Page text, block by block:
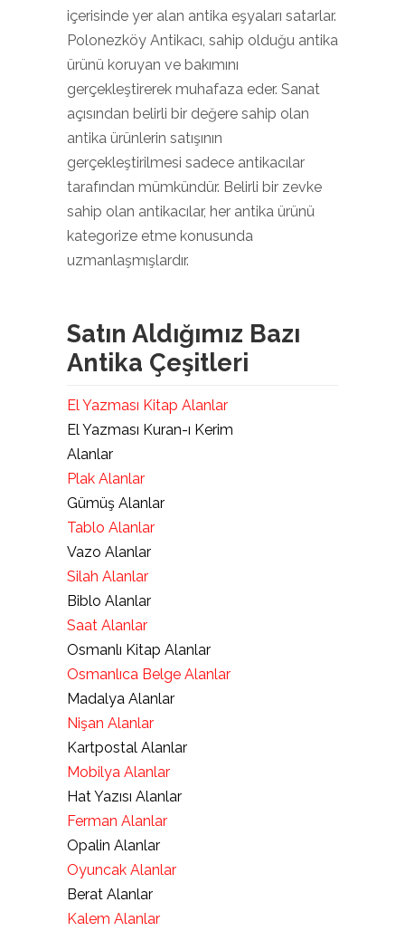
içerisinde yer alan antika eşyaları satarlar.
Polonezköy Antikacı, sahip olduğu antika
ürünü koruyan ve bakımını
gerçekleştirerek muhafaza eder. Sanat
açısından belirli bir değere sahip olan
antika ürünlerin satışının
gerçekleştirilmesi sadece antikacılar
tarafından mümkündür. Belirli bir zevke
sahip olan antikacılar, her antika ürünü
kategorize etme konusunda
uzmanlaşmışlardır.
Satın Aldığımız Bazı
Antika Çeşitleri
El Yazması Kitap Alanlar
El Yazması Kuran-ı Kerim
Alanlar
Plak Alanlar
Gümüş Alanlar
Tablo Alanlar
Vazo Alanlar
Silah Alanlar
Biblo Alanlar
Saat Alanlar
Osmanlı Kitap Alanlar
Osmanlıca Belge Alanlar
Madalya Alanlar
Nişan Alanlar
Kartpostal Alanlar
Mobilya Alanlar
Hat Yazısı Alanlar
Ferman Alanlar
Opalin Alanlar
Oyuncak Alanlar
Berat Alanlar
Kalem Alanlar